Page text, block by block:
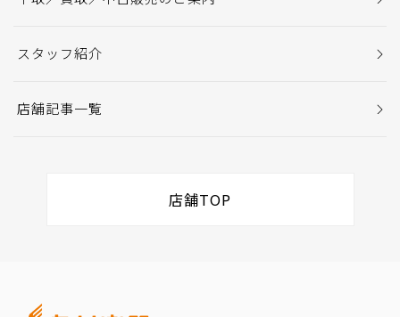
スタッフ紹介
店舗記事一覧
店舗TOP